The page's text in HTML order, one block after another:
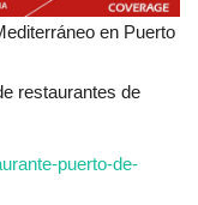
en Puerto
restaurantes de
puerto-de-